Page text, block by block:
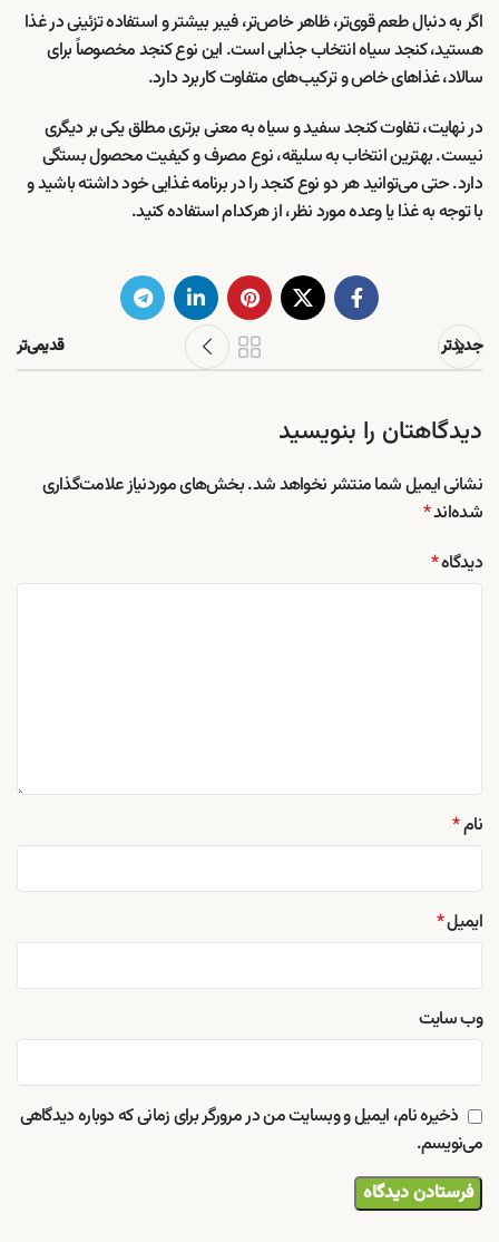
اگر به دنبال طعم قوی‌تر، ظاهر خاص‌تر، فیبر بیشتر و استفاده تزئینی در غذا
هستید، کنجد سیاه انتخاب جذابی است. این نوع کنجد مخصوصاً برای
سالاد، غذاهای خاص و ترکیب‌های متفاوت کاربرد دارد.
در نهایت، تفاوت کنجد سفید و سیاه به معنی برتری مطلق یکی بر دیگری
نیست. بهترین انتخاب به سلیقه، نوع مصرف و کیفیت محصول بستگی
دارد. حتی می‌توانید هر دو نوع کنجد را در برنامه غذایی خود داشته باشید و
با توجه به غذا یا وعده مورد نظر، از هرکدام استفاده کنید.
جدیدتر قدیمی‌تر
دیدگاهتان را بنویسید
نشانی ایمیل شما منتشر نخواهد شد.بخش‌های موردنیاز علامت‌گذاری
شده‌اند*
دیدگاه*
نام*
ایمیل*
وب‌ سایت
ذخیره نام، ایمیل و وبسایت من در مرورگر برای زمانی که دوباره دیدگاهی
می‌نویسم.